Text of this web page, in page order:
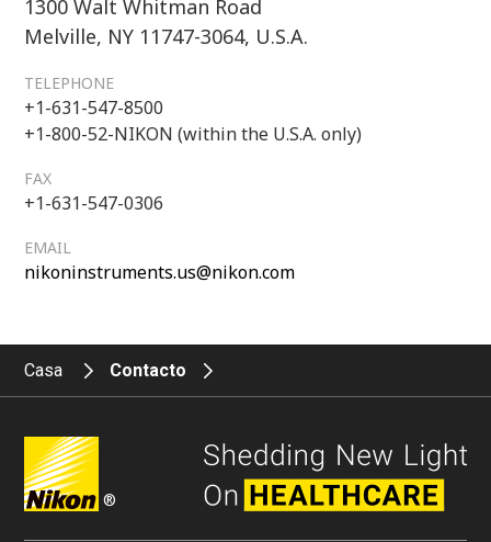
1300 Walt Whitman Road
Melville, NY 11747-3064, U.S.A.
TELEPHONE
+1-631-547-8500
+1-800-52-NIKON (within the U.S.A. only)
FAX
+1-631-547-0306
EMAIL
nikoninstruments.us@nikon.com
Casa Contacto
®